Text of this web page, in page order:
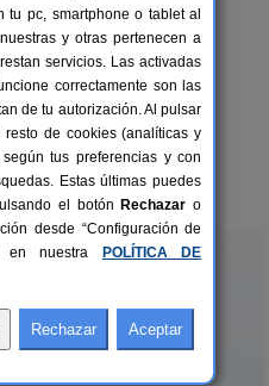
12+1 pers.
desde30 €
tu pc, smartphone o tablet al
y otras pertenecen a
servicios. Las activadas
correctamente son las
de tu autorización. Al pulsar
resto de cookies (analíticas y
tus preferencias y con
Estas últimas puedes
el botón Rechazar o
desde “Configuración de
en nuestra
POLÍTICA DE